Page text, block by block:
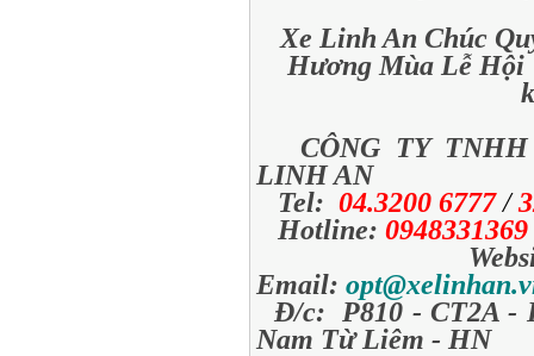
Xe Linh An Chúc
Hương Mùa Lễ Hội
CÔNG TY TNHH
LINH AN
Tel: 04.3200 6777/
Hotline: 0948331369
Email:
Đ/c: P810 - CT2A
Nam Từ Liêm - HN